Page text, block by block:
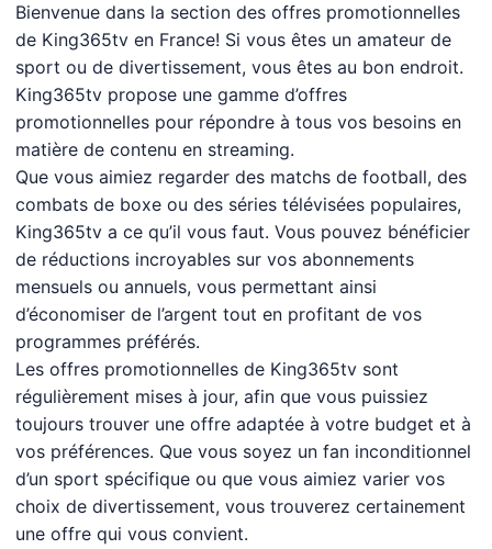
Bienvenue dans la section des offres promotionnelles
de King365tv en France! Si vous êtes un amateur de
sport ou de divertissement, vous êtes au bon endroit.
King365tv propose une gamme d’offres
promotionnelles pour répondre à tous vos besoins en
matière de contenu en streaming.
Que vous aimiez regarder des matchs de football, des
combats de boxe ou des séries télévisées populaires,
King365tv a ce qu’il vous faut. Vous pouvez bénéficier
de réductions incroyables sur vos abonnements
mensuels ou annuels, vous permettant ainsi
d’économiser de l’argent tout en profitant de vos
programmes préférés.
Les offres promotionnelles de King365tv sont
régulièrement mises à jour, afin que vous puissiez
toujours trouver une offre adaptée à votre budget et à
vos préférences. Que vous soyez un fan inconditionnel
d’un sport spécifique ou que vous aimiez varier vos
choix de divertissement, vous trouverez certainement
une offre qui vous convient.